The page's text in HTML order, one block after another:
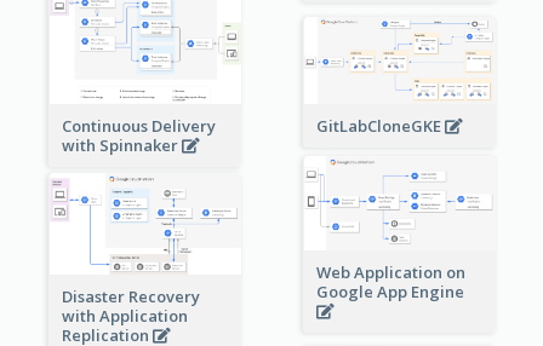
Continuous Delivery
with Spinnaker
GitLabCloneGKE
Web Application on
Google App Engine
Disaster Recovery
with Application
Replication